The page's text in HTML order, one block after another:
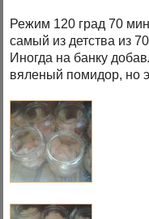
Режим 120 град 70
самый из детства из
Иногда на банку
вяленый помидор, но